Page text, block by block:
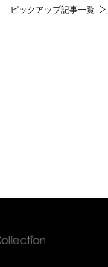
ピックアップ記事一覧